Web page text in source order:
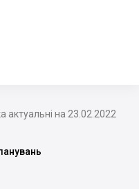
актуальні на 23.02.2022